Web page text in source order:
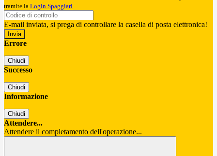
tramite la Login Spaggiari
E-mail inviata, si prega di controllare la casella di posta elettronica!
Errore
Chiudi
Successo
Chiudi
Informazione
Chiudi
Attendere...
Attendere il completamento dell'operazione...